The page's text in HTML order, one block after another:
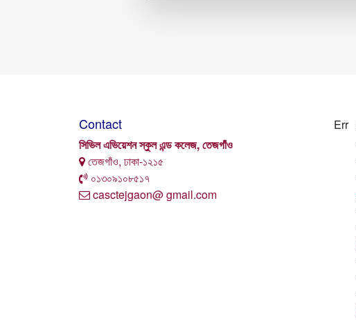
Contact
সিভিল এভিয়েশন স্কুল এন্ড কলেজ, তেজগাঁও
তেজগাঁও, ঢাকা-১২১৫
০১৩০৯১০৮৫১৭
casctejgaon@ gmail.com
Err